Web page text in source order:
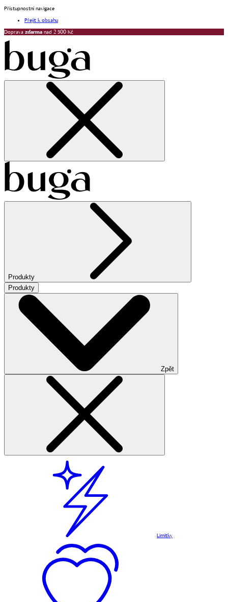
Přístupnostní navigace
Přejít k obsahu
Doprava zdarma nad 2 500 Kč
Produkty
Produkty
Zpět
Limitky